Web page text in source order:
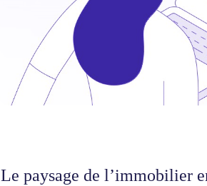
Le paysage de l’immobilier